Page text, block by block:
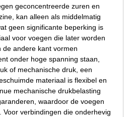
geconcentreerde zuren en
kan alleen als middelmatig
geen significante beperking is
voor voegen die later worden
de andere kant vormen
onder hoge spanning staan,
of mechanische druk, een
materiaal is flexibel en
mechanische drukbelasting
waardoor de voegen
verbindingen die onderhevig